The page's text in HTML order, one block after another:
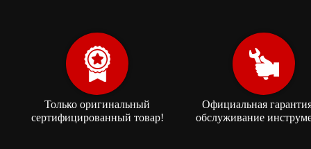
Только оригинальный
сертифицированный товар!
Официальная
обслуживание